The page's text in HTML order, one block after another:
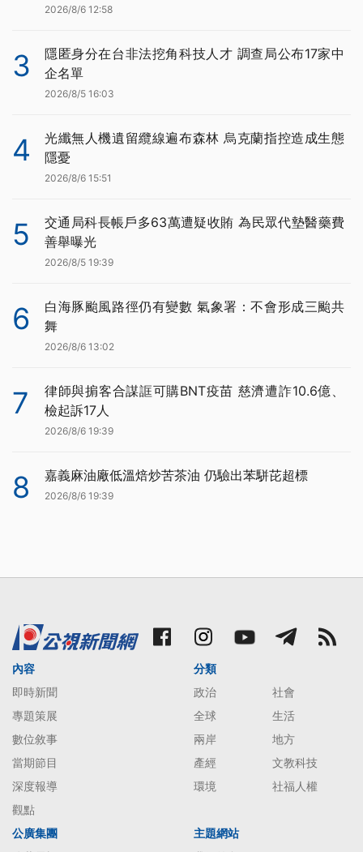
2026/8/6 12:58
3
隱匿身分在台非法挖角科技人才 調查局公布17家中
企名單
2026/8/5 16:03
4
光纖無人機遺留纜線遍布森林 烏克蘭指控造成生態
隱憂
2026/8/6 15:51
5
交通局科長帳戶多63萬遭疑收賄 為民眾代墊醫藥費
善舉曝光
2026/8/5 19:39
6
白海豚颱風路徑仍有變數 氣象署：不會形成三颱共
舞
2026/8/6 13:02
7
律師與掮客合謀誆可購BNT疫苗 慈濟遭詐10.6億、
檢起訴17人
2026/8/6 19:39
8 嘉義麻油廠低溫焙炒苦茶油 仍驗出苯駢芘超標
2026/8/6 19:39
內容
即時新聞
專題策展
數位敘事
當期節目
深度報導
觀點
分類
政治
社會
全球
生活
兩岸
地方
產經
文教科技
環境
社福人權
公廣集團
主題網站